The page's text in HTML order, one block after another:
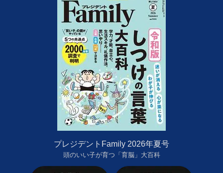
プレジデントFamily 2026年夏号
頭のいい子が育つ「育脳」大百科